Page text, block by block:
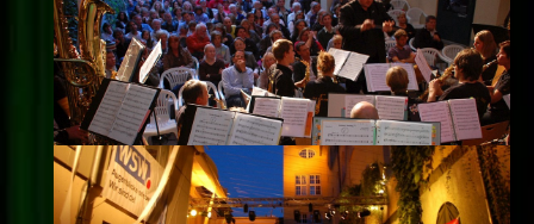
Archiv
Kontakt
Impressum
Datenschutz